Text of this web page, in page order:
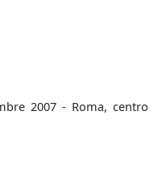
2007 - Roma, centro